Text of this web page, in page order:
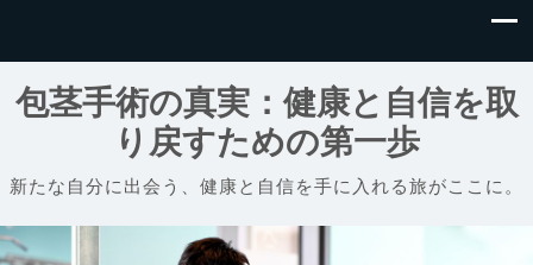
包茎手術の真実：健康と自信を取
り戻すための第一歩
新たな自分に出会う、健康と自信を手に入れる旅がここに。